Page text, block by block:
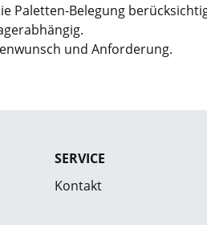
Paletten-Belegung
und Anforderung.
SERVICE
Kontakt